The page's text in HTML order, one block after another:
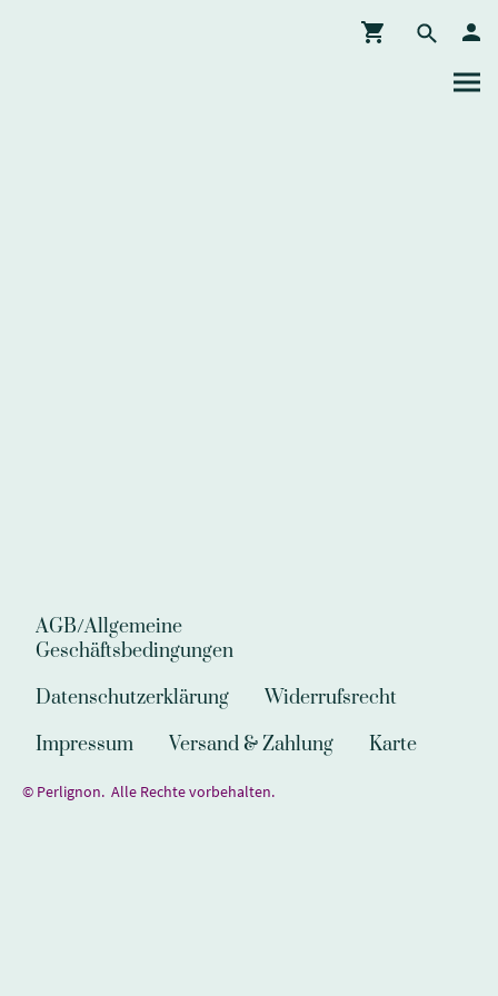
AGB/Allgemeine
Geschäftsbedingungen
Datenschutzerklärung
Widerrufsrecht
Impressum
Versand & Zahlung Karte
© Perlignon. Alle Rechte vorbehalten.